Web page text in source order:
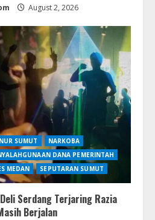
August 2, 2026
SUMUT
NARKOBA
DANA PEMERINTAH
MEDAN SEPUTARAN SUMUT
Serdang Terjaring Razia
Berjalan